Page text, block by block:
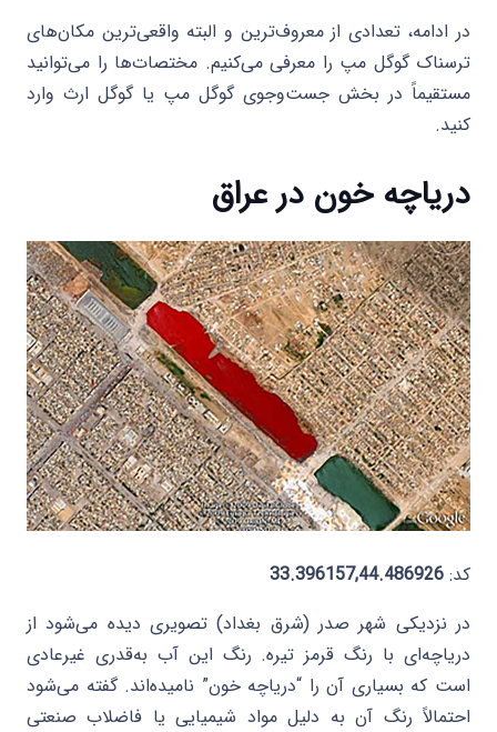
در ادامه، تعدادی از معروف‌ترین و البته واقعی‌ترین مکان‌های
ترسناک گوگل مپ را معرفی می‌کنیم. مختصات‌ها را می‌توانید
مستقیماً در بخش جست‌وجوی گوگل مپ یا گوگل ارث وارد
کنید.
دریاچه خون در عراق
کد: 33.396157,44.486926
در نزدیکی شهر صدر (شرق بغداد) تصویری دیده می‌شود از
دریاچه‌ای با رنگ قرمز تیره. رنگ این آب به‌قدری غیرعادی
است که بسیاری آن را “دریاچه خون” نامیده‌اند. گفته می‌شود
احتمالاً رنگ آن به دلیل مواد شیمیایی یا فاضلاب صنعتی